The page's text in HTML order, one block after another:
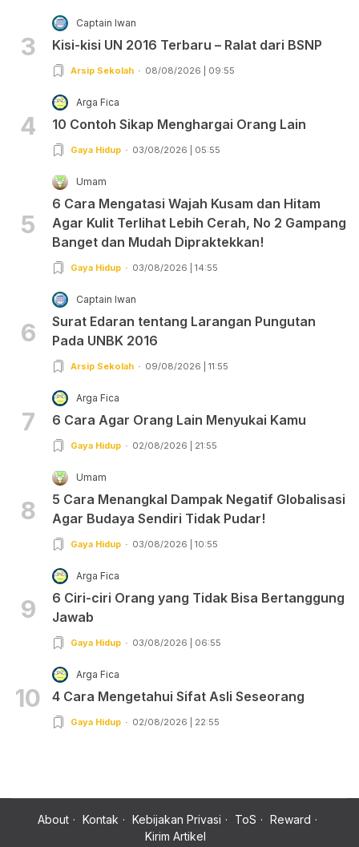
3
Captain Iwan
Kisi-kisi UN 2016 Terbaru – Ralat dari BSNP
Arsip Sekolah 08/08/2026 | 09:55
4
Arga Fica
10 Contoh Sikap Menghargai Orang Lain
Gaya Hidup 03/08/2026 | 05:55
5
Umam
6 Cara Mengatasi Wajah Kusam dan Hitam
Agar Kulit Terlihat Lebih Cerah, No 2 Gampang
Banget dan Mudah Dipraktekkan!
Gaya Hidup 03/08/2026 | 14:55
6
Captain Iwan
Surat Edaran tentang Larangan Pungutan
Pada UNBK 2016
Arsip Sekolah 09/08/2026 | 11:55
7
Arga Fica
6 Cara Agar Orang Lain Menyukai Kamu
Gaya Hidup 02/08/2026 | 21:55
8
Umam
5 Cara Menangkal Dampak Negatif Globalisasi
Agar Budaya Sendiri Tidak Pudar!
Gaya Hidup 03/08/2026 | 10:55
9
Arga Fica
6 Ciri-ciri Orang yang Tidak Bisa Bertanggung
Jawab
Gaya Hidup 03/08/2026 | 06:55
10
Arga Fica
4 Cara Mengetahui Sifat Asli Seseorang
Gaya Hidup 02/08/2026 | 22:55
About Kontak Kebijakan Privasi ToS
Reward
Kirim Artikel